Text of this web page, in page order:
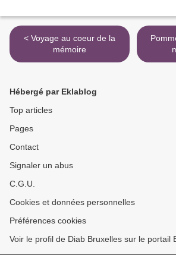
< Voyage au coeur de la
mémoire
Hébergé par Eklablog
Top articles
Pages
Contact
Signaler un abus
C.G.U.
Cookies et données personnelles
Préférences cookies
Voir le profil de Diab Bruxelles sur le portail